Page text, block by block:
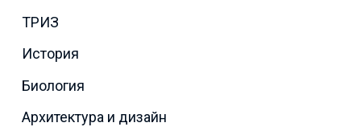
ТРИЗ
История
Биология
Архитектура и дизайн